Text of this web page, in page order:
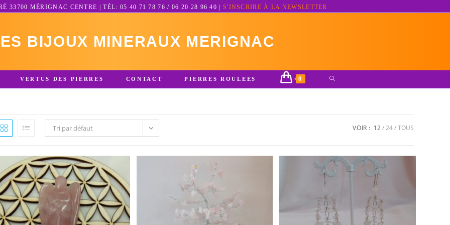
33700 MÉRIGNAC CENTRE | TÉL: 05 40 71 78 76 / 06 20 28 96 40 | S'INSCRIRE À LA NEWSLETTER
BIJOUX MINERAUX MERIGNAC
VERTUS DES PIERRES CONTACT PIERRES ROULEES 0 TOGGLE
Tri par défaut VOIR : 12 24 TOUS